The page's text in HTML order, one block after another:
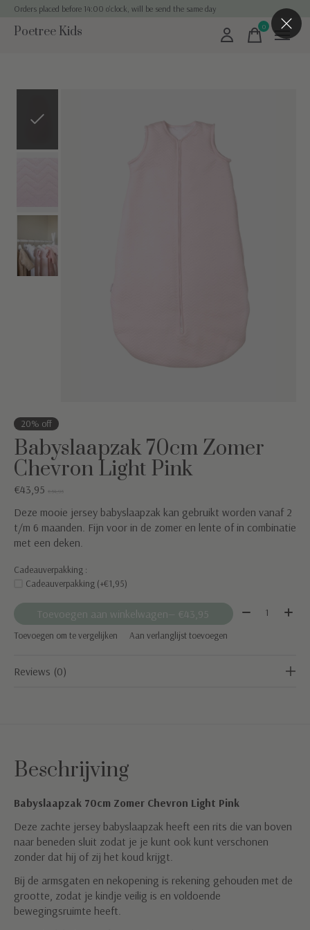
Orders placed before 14:00 o'clock, will be send the same day
Poetree Kids 0items
20% off
Babyslaapzak 70cm Zomer
Chevron Light Pink
€43,95 €54,95
Deze mooie jersey babyslaapzak kan gebruikt worden vanaf 2
t/m 6 maanden. Fijn voor in de zomer en lente of in combinatie
met een deken.
Cadeauverpakking :
Cadeauverpakking (+€1,95)
Toevoegen aan winkelwagen — €43,95 Aantal:
Toevoegen om te vergelijken Aan verlanglijst toevoegen
Reviews (0)
Beschrijving
Babyslaapzak 70cm Zomer Chevron Light Pink
Deze zachte jersey babyslaapzak heeft een rits die van boven
naar beneden sluit zodat je je kunt ook kunt verschonen
zonder dat hij of zij het koud krijgt.
Bij de armsgaten en nekopening is rekening gehouden met de
grootte, zodat je kindje veilig is en voldoende
bewegingsruimte heeft.